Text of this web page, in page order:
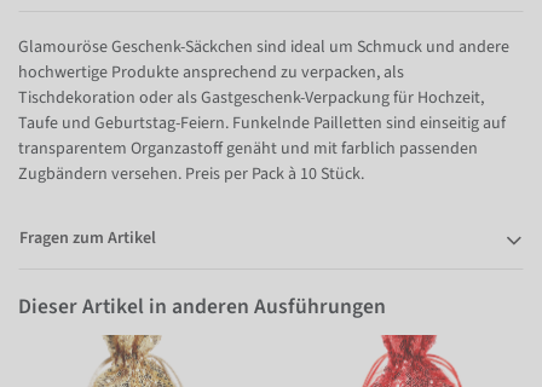
Glamouröse Geschenk-Säckchen sind ideal um Schmuck und andere
hochwertige Produkte ansprechend zu verpacken, als
Tischdekoration oder als Gastgeschenk-Verpackung für Hochzeit,
Taufe und Geburtstag-Feiern. Funkelnde Pailletten sind einseitig auf
transparentem Organzastoff genäht und mit farblich passenden
Zugbändern versehen. Preis per Pack à 10 Stück.
Fragen zum Artikel
Dieser Artikel in anderen Ausführungen